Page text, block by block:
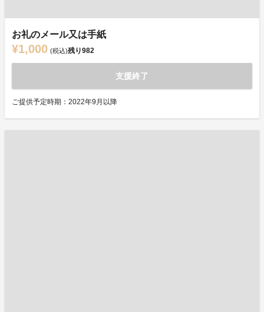
お礼のメール又は手紙
¥1,000 (税込)残り982
支援終了
ご提供予定時期：2022年9月以降